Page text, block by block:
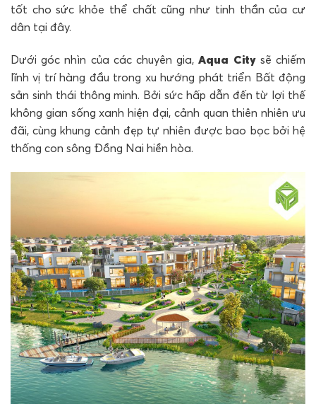
tốt cho sức khỏe thể chất cũng như tinh thần của cư
dân tại đây.
Dưới góc nhìn của các chuyên gia,Aqua Citysẽ chiếm
lĩnh vị trí hàng đầu trong xu hướng phát triển Bất động
sản sinh thái thông minh. Bởi sức hấp dẫn đến từ lợi thế
không gian sống xanh hiện đại, cảnh quan thiên nhiên ưu
đãi, cùng khung cảnh đẹp tự nhiên được bao bọc bởi hệ
thống con sông Đồng Nai hiền hòa.